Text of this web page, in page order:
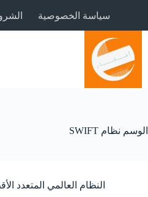
المحتوى
سياسة الخصوصية
الوسم نظام SWIFT
النظام العالمي المتعدد